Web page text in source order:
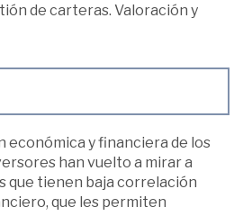
de carteras. Valoración y
económica y financiera de los
han vuelto a mirar a
que tienen baja correlación
que les permiten